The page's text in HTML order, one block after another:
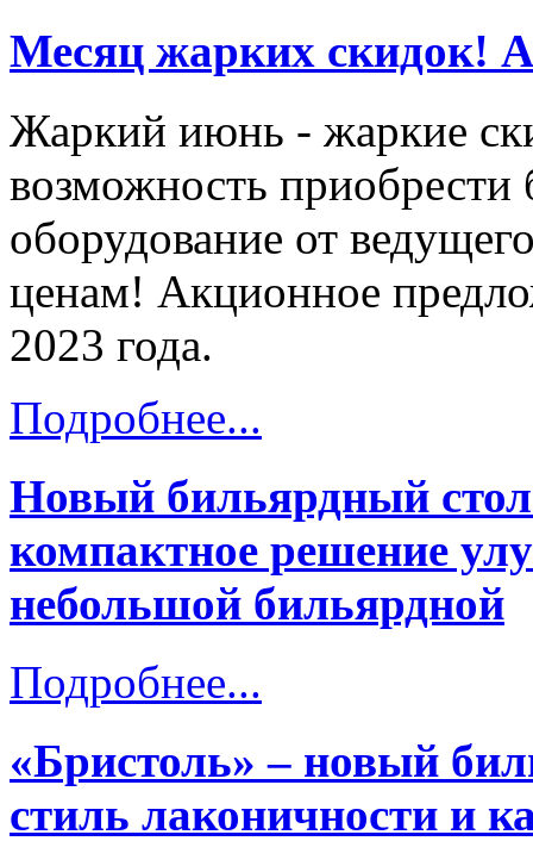
Месяц жарких скидок!
Жаркий июнь - жаркие
возможность
оборудование от
ценам! Акционное
2023 года.
Подробнее...
Новый бильярдный
компактное решение
небольшой бильярдной
Подробнее...
«Бристоль» – новый
стиль лаконичности и